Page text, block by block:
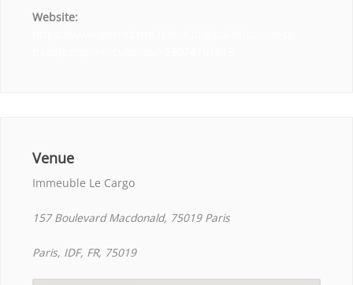
Website:
Venue
Immeuble Le Cargo
157 Boulevard Macdonald, 75019 Paris
Paris, IDF, FR, 75019